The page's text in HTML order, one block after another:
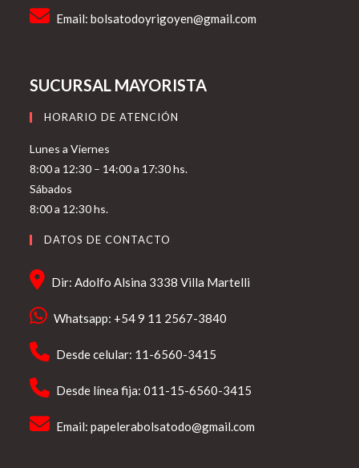
Email:bolsatodoyrigoyen@gmail.com
SUCURSAL MAYORISTA
HORARIO DE ATENCIÓN
Lunes a Viernes
8:00 a 12:30 – 14:00 a 17:30 hs.
Sábados
8:00 a 12:30 hs.
DATOS DE CONTACTO
Dir: Adolfo Alsina 3338 Villa Martelli
Whatsapp: +54 9 11 2567-3840
Desde celular: 11-6560-3415
Desde línea fija: 011-15-6560-3415
Email:papelerabolsatodo@gmail.com